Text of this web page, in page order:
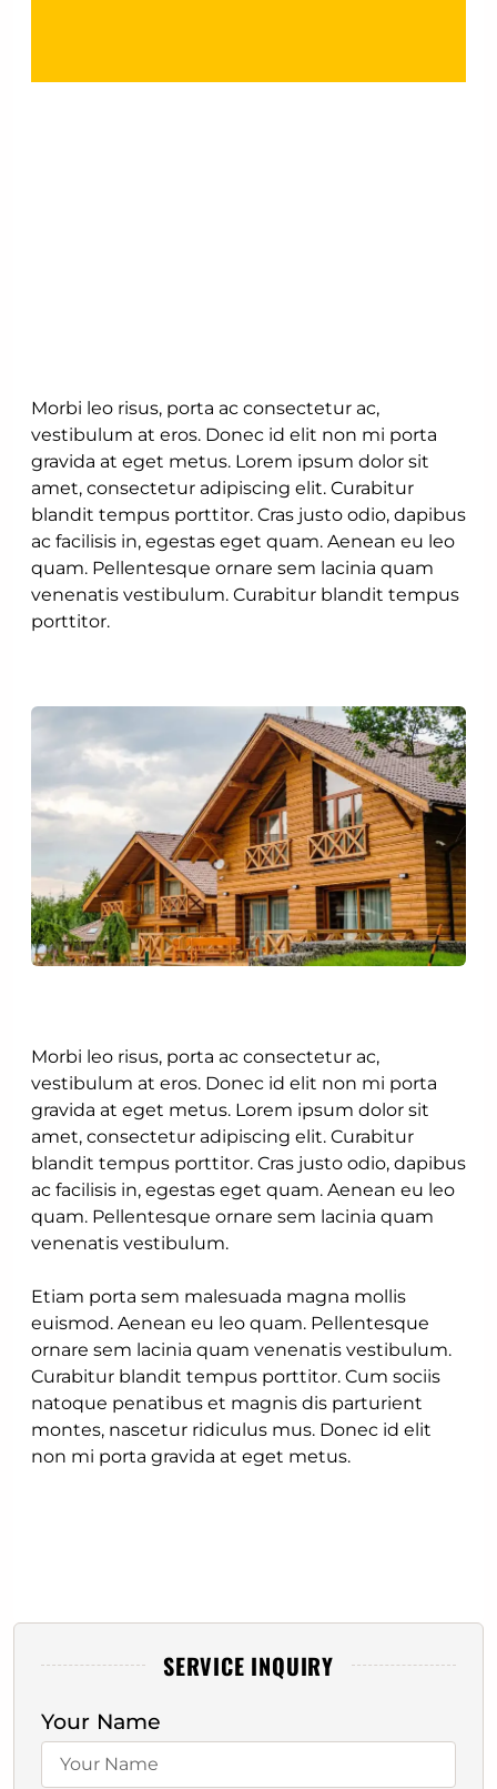
Morbi leo risus, porta ac consectetur ac,
vestibulum at eros. Donec id elit non mi porta
gravida at eget metus. Lorem ipsum dolor sit
amet, consectetur adipiscing elit. Curabitur
blandit tempus porttitor. Cras justo odio, dapibus
ac facilisis in, egestas eget quam. Aenean eu leo
quam. Pellentesque ornare sem lacinia quam
venenatis vestibulum. Curabitur blandit tempus
porttitor.
Morbi leo risus, porta ac consectetur ac,
vestibulum at eros. Donec id elit non mi porta
gravida at eget metus. Lorem ipsum dolor sit
amet, consectetur adipiscing elit. Curabitur
blandit tempus porttitor. Cras justo odio, dapibus
ac facilisis in, egestas eget quam. Aenean eu leo
quam. Pellentesque ornare sem lacinia quam
venenatis vestibulum.
Etiam porta sem malesuada magna mollis
euismod. Aenean eu leo quam. Pellentesque
ornare sem lacinia quam venenatis vestibulum.
Curabitur blandit tempus porttitor. Cum sociis
natoque penatibus et magnis dis parturient
montes, nascetur ridiculus mus. Donec id elit
non mi porta gravida at eget metus.
SERVICE INQUIRY
Your Name